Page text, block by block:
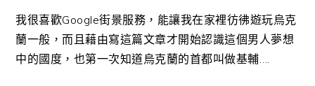
我很喜歡Google街景服務，能讓我在家裡彷彿遊玩烏克
蘭一般，而且藉由寫這篇文章才開始認識這個男人夢想
中的國度，也第一次知道烏克蘭的首都叫做基輔….